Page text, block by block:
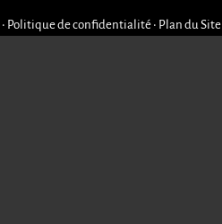
• Politique de confidentialité• Plan du Site